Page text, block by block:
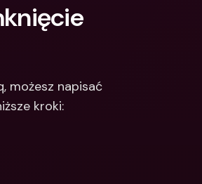
możesz napisać
kroki: